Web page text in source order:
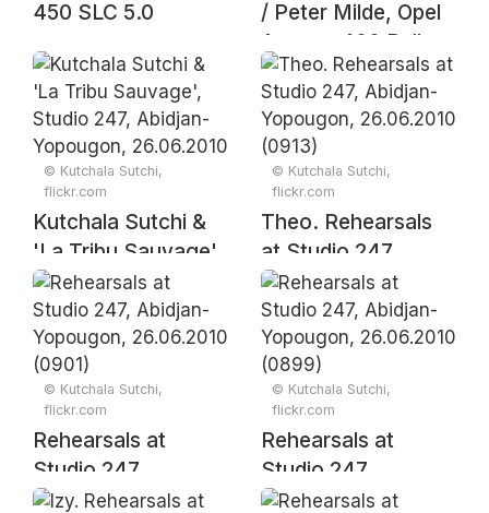
450 SLC 5.0
/ Peter Milde, Opel
Ascona 400 Rallye
Elfenbeinküste 1982
© Kutchala Sutchi,
flickr.com
Kutchala Sutchi &
'La Tribu Sauvage',
Studio 247,
Abidjan-Yopougon,
26.06.2010 (0918)
© Kutchala Sutchi,
flickr.com
Theo. Rehearsals
at Studio 247,
Abidjan-Yopougon,
26.06.2010 (0913)
© Kutchala Sutchi,
flickr.com
Rehearsals at
Studio 247,
Abidjan-Yopougon,
© Kutchala Sutchi,
flickr.com
Rehearsals at
Studio 247,
Abidjan-Yopougon,